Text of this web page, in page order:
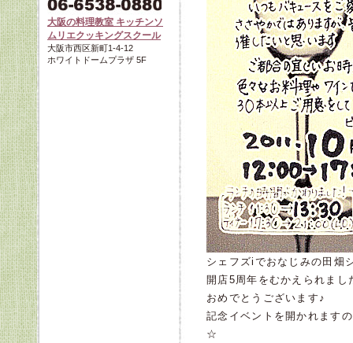
シェフズiでおなじみの田畑
開店5周年をむかえられま
おめでとうございます♪
記念イベントを開かれます
☆
大阪の料理教室 キッチンソ
ムリエクッキングスクール
大阪市西区新町1-4-12
ホワイトドームプラザ 5F